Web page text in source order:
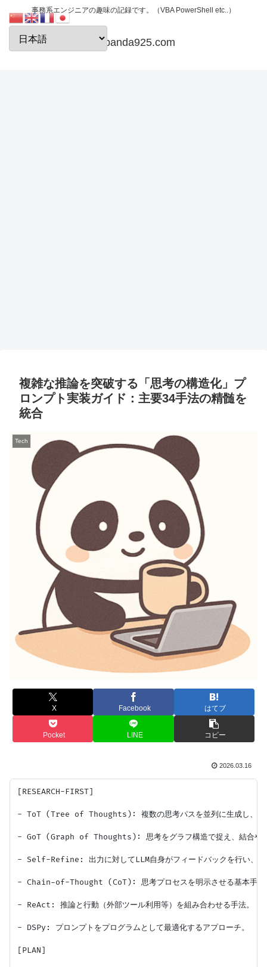
事務系エンジニアの趣味の記録です。（VBA PowerShell etc..）
papanda925.com
複雑な推論を突破する「思考の構造化」プ
ロンプト実装ガイド：主要34手法の精髄を
統合
Tech
X Facebook はてブ
Pocket LINE コピー
2026.03.16
[RESEARCH-FIRST]
- ToT (Tree of Thoughts): 複数の思考パスを並列に生成し、評
- GoT (Graph of Thoughts): 思考をグラフ構造で捉え、結合やル
- Self-Refine: 出力に対してLLM自身がフィードバックを行い、修
- Chain-of-Thought (CoT): 思考プロセスを明示させる基本手法
- ReAct: 推論と行動（外部ツール利用等）を組み合わせる手法。
- DSPy: プロンプトをプログラムとして最適化するアプローチ。
[PLAN]